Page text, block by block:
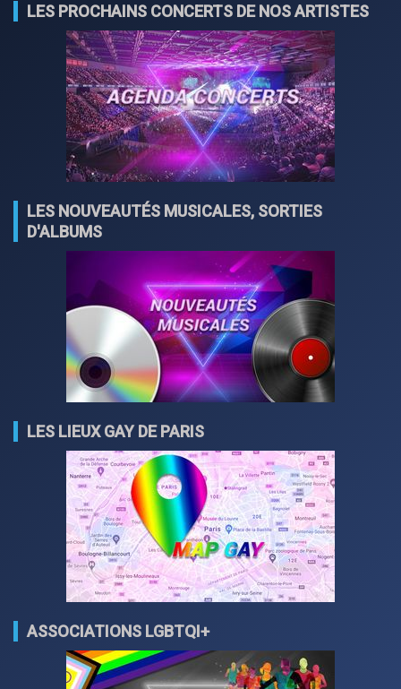
LES PROCHAINS CONCERTS DE NOS ARTISTES
LES NOUVEAUTÉS MUSICALES, SORTIES
D'ALBUMS
LES LIEUX GAY DE PARIS
ASSOCIATIONS LGBTQI+